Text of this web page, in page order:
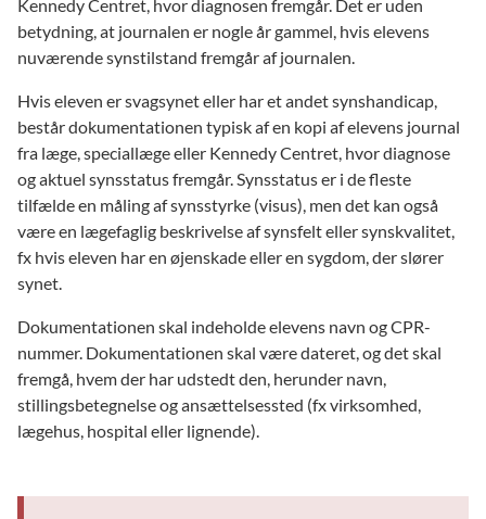
sekretærtimer) på baggrund af afklaringsrapporten.
IBOS' hjemmeside
Vær opmærksom på, at eleven selv skal tilmelde sig
kurset ’Studiestart’ på IBOS’ hjemmeside, og at eleven
derefter bliver kontaktet af IBOS’ studievejledning.
Kennedy Centret, hvor diagnosen fremgår. Det er uden
betydning, at journalen er nogle år gammel, hvis elevens
nuværende synstilstand fremgår af journalen.
Hvis eleven er svagsynet eller har et andet synshandicap,
består dokumentationen typisk af en kopi af elevens journal
fra læge, speciallæge eller Kennedy Centret, hvor diagnose
og aktuel synsstatus fremgår. Synsstatus er i de fleste
tilfælde en måling af synsstyrke (visus), men det kan også
være en lægefaglig beskrivelse af synsfelt eller synskvalitet,
fx hvis eleven har en øjenskade eller en sygdom, der slører
synet.
Dokumentationen skal indeholde elevens navn og CPR-
nummer. Dokumentationen skal være dateret, og det skal
fremgå, hvem der har udstedt den, herunder navn,
stillingsbetegnelse og ansættelsessted (fx virksomhed,
lægehus, hospital eller lignende).